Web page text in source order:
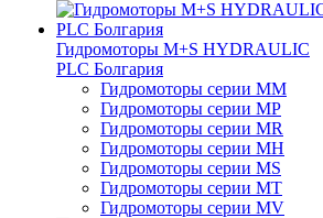
Гидромоторы M+S HYDRAULIC
PLC Болгария
Гидромоторы серии ММ
Гидромоторы серии МP
Гидромоторы серии МR
Гидромоторы серии МH
Гидромоторы серии МS
Гидромоторы серии МT
Гидромоторы серии МV